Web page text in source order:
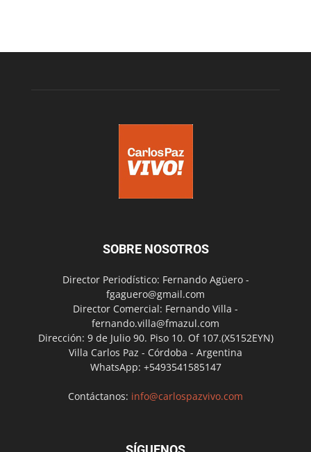
SOBRE NOSOTROS
Director Periodístico: Fernando Agüero -
fgaguero@gmail.com
Director Comercial: Fernando Villa -
fernando.villa@fmazul.com
Dirección: 9 de Julio 90. Piso 10. Of 107.(X5152EYN)
Villa Carlos Paz - Córdoba - Argentina
WhatsApp: +5493541585147
Contáctanos: info@carlospazvivo.com